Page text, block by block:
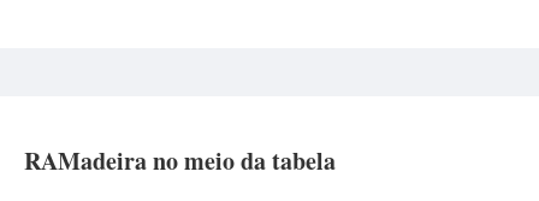
RAMadeira no meio da tabela